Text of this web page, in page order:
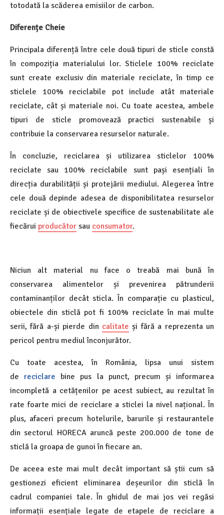
totodată la scăderea emisiilor de carbon.
Diferențe Cheie
Principala diferență între cele două tipuri de sticle constă
în compoziția materialului lor. Sticlele 100% reciclate
sunt create exclusiv din materiale reciclate, în timp ce
sticlele 100% reciclabile pot include atât materiale
reciclate, cât și materiale noi. Cu toate acestea, ambele
tipuri de sticle promovează practici sustenabile și
contribuie la conservarea resurselor naturale.
În concluzie, reciclarea și utilizarea sticlelor 100%
reciclate sau 100% reciclabile sunt pași esențiali în
direcția durabilității și protejării mediului. Alegerea între
cele două depinde adesea de disponibilitatea resurselor
reciclate și de obiectivele specifice de sustenabilitate ale
fiecărui producător sau consumator.
Niciun alt material nu face o treabă mai bună în
conservarea alimentelor și prevenirea pătrunderii
contaminanților decât sticla. În comparație cu plasticul,
obiectele din sticlă pot fi 100% reciclate în mai multe
serii, fără a-și pierde din calitate și fără a reprezenta un
pericol pentru mediul înconjurător.
Cu toate acestea, în România, lipsa unui sistem
dereciclare bine pus la punct, precum și informarea
incompletă a cetățenilor pe acest subiect, au rezultat în
rate foarte mici de reciclare a sticlei la nivel național. În
plus, afaceri precum hotelurile, barurile și restaurantele
din sectorul HORECA aruncă peste 200.000 de tone de
sticlă la groapa de gunoi în fiecare an.
De aceea este mai mult decât important să știi cum să
gestionezi eficient eliminarea deșeurilor din sticlă în
cadrul companiei tale. În ghidul de mai jos vei regăsi
informații esențiale legate de etapele de reciclare a